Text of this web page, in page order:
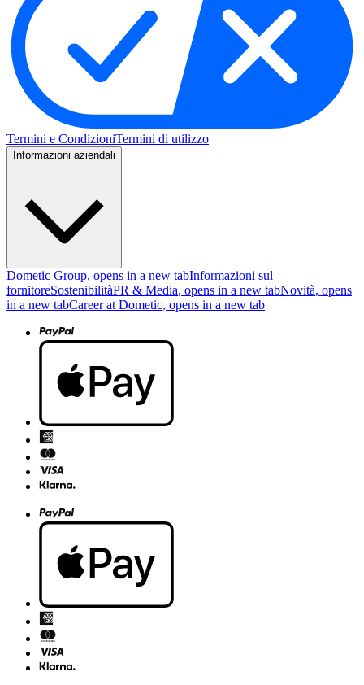
Termini e CondizioniTermini di utilizzo
Informazioni aziendali
Dometic Group, opens in a new tabInformazioni sul
fornitoreSostenibilitàPR & Media, opens in a new tabNovità, opens
in a new tabCareer at Dometic, opens in a new tab